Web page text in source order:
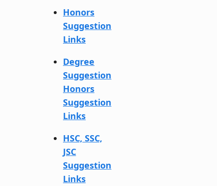
Honors
Suggestion
Links
Degree
Suggestion
Honors
Suggestion
Links
HSC, SSC,
JSC
Suggestion
Links